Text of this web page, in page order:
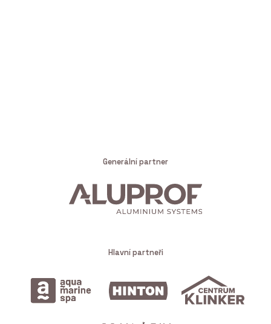
Generální partner
Hlavní partneři